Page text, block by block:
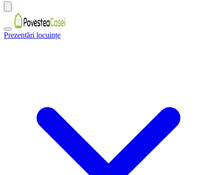
Prezentări locuințe